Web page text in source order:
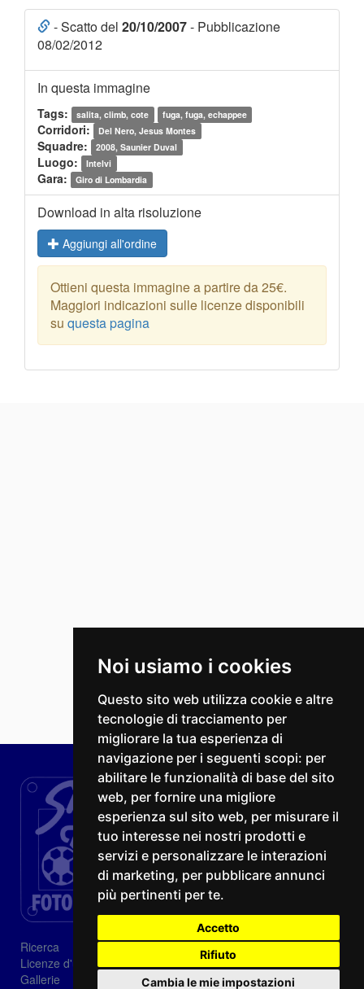
Noi usiamo i cookies
Questo sito web utilizza cookie e altre
tecnologie di tracciamento per
migliorare la tua esperienza di
navigazione per i seguenti scopi: per
abilitare le funzionalità di base del sito
web, per fornire una migliore
esperienza sul sito web, per misurare il
tuo interesse nei nostri prodotti e
servizi e personalizzare le interazioni
di marketing, per pubblicare annunci
più pertinenti per te.
Accetto
Rifiuto
Cambia le mie impostazioni
- Scatto del 20/10/2007- Pubblicazione
08/02/2012
In questa immagine
Tags: salita, climb, cote fuga, fuga, echappee
Corridori: Del Nero, Jesus Montes
Squadre: 2008, Saunier Duval
Luogo: Intelvi
Gara: Giro di Lombardia
Download in alta risoluzione
Aggiungi all'ordine
Ottieni questa immagine a partire da 25€.
Maggiori indicazioni sulle licenze disponibili
su questa pagina
Ricerca
Licenze d'utilizzo
Gallerie